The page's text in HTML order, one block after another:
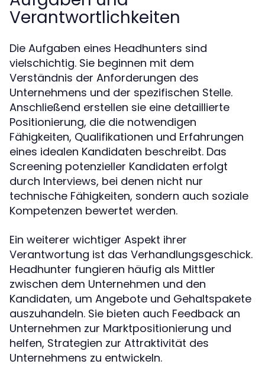
Verantwortlichkeiten
Die Aufgaben eines Headhunters sind
vielschichtig. Sie beginnen mit dem
Verständnis der Anforderungen des
Unternehmens und der spezifischen Stelle.
Anschließend erstellen sie eine detaillierte
Positionierung, die die notwendigen
Fähigkeiten, Qualifikationen und Erfahrungen
eines idealen Kandidaten beschreibt. Das
Screening potenzieller Kandidaten erfolgt
durch Interviews, bei denen nicht nur
technische Fähigkeiten, sondern auch soziale
Kompetenzen bewertet werden.
Ein weiterer wichtiger Aspekt ihrer
Verantwortung ist das Verhandlungsgeschick.
Headhunter fungieren häufig als Mittler
zwischen dem Unternehmen und den
Kandidaten, um Angebote und Gehaltspakete
auszuhandeln. Sie bieten auch Feedback an
Unternehmen zur Marktpositionierung und
helfen, Strategien zur Attraktivität des
Unternehmens zu entwickeln.